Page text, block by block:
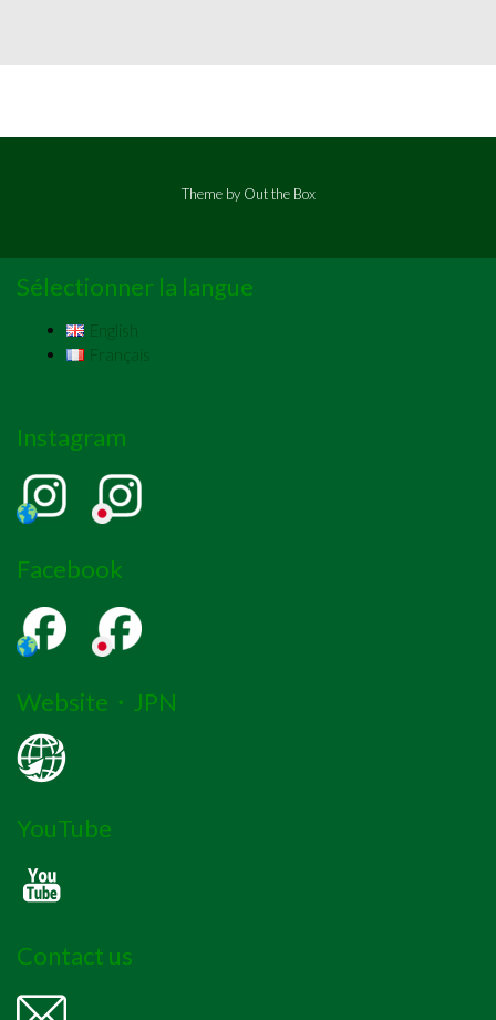
Theme by Out the Box
Sélectionner la langue
English
Français
Instagram
Facebook
Website・JPN
YouTube
Contact us